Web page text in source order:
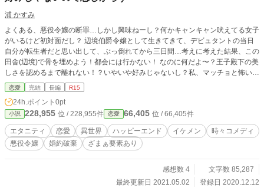
浦 かすみ
よくある、悪役令嬢の断罪…しかし興味ねーし？何かキャンキャン吠えてる女子
がいるけど初対面だし？ 辺境伯爵令嬢として生きてきて、デビュタントの当日
自分が転生者だと思い出して、ぶっ倒れてから三日間…考えに考えた結果、この
田舎(辺境)で骨を埋めよう！都会には行かない！ なのに何だよ〜？王子殿下の美
しさを認めるまで離れない！？いやいや好みじゃないし？私、マッチョと怖い顔
は苦手なんだ！ 【不定期更新です】
恋愛 完結 長編 R15
24h.ポイント 0pt
小説 228,955 位 / 228,955件 恋愛 66,405 位 / 66,405件
エタニティ 恋愛 異世界 ハッピーエンド イケメン
時々コメディ
悪役令嬢
婚約破棄 ざまぁ要素あり
感想数 4
文字数 85,287
最終更新日 2021.05.02
登録日 2020.12.12